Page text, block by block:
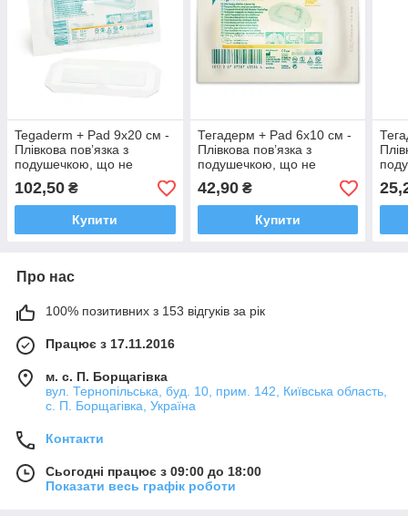
Tegaderm + Pad 9х20 см -
Плівкова пов’язка з
подушечкою, що не
прилипає
102,50 ₴
Купити
Тегадерм + Pad 6х10 см -
Плівкова пов’язка з
подушечкою, що не
прилипає
42,90₴
Купити
Про нас
100% позитивних з 153 відгуків за рік
Працює з 17.11.2016
м. с. П. Борщагівка
вул. Тернопільська, буд. 10, прим. 142, Київська область,
с. П. Борщагівка, Україна
Контакти
Сьогодні працює з 09:00 до 18:00
Показати весь графік роботи